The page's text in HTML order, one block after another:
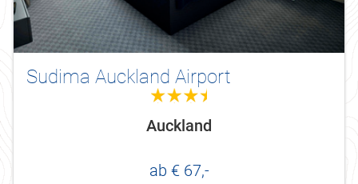
Sudima Auckland Airport
3.5
Auckland
ab € 67,-